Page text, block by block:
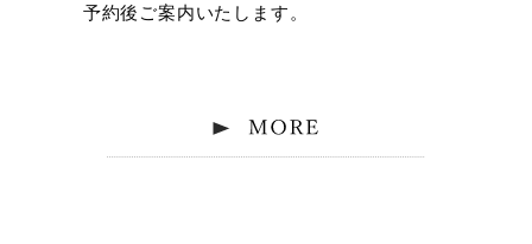
予約後ご案内いたします。